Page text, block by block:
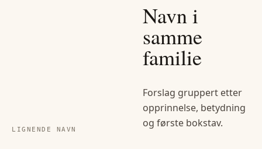
LIGNENDE NAVN
Navn i
samme
familie
Forslag gruppert etter
opprinnelse, betydning
og første bokstav.